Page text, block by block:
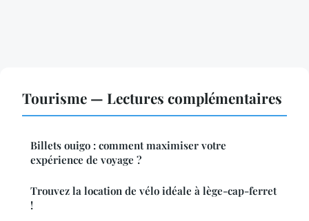
Tourisme — Lectures complémentaires
Billets ouigo : comment maximiser votre
expérience de voyage ?
Trouvez la location de vélo idéale à lège-cap-ferret
!